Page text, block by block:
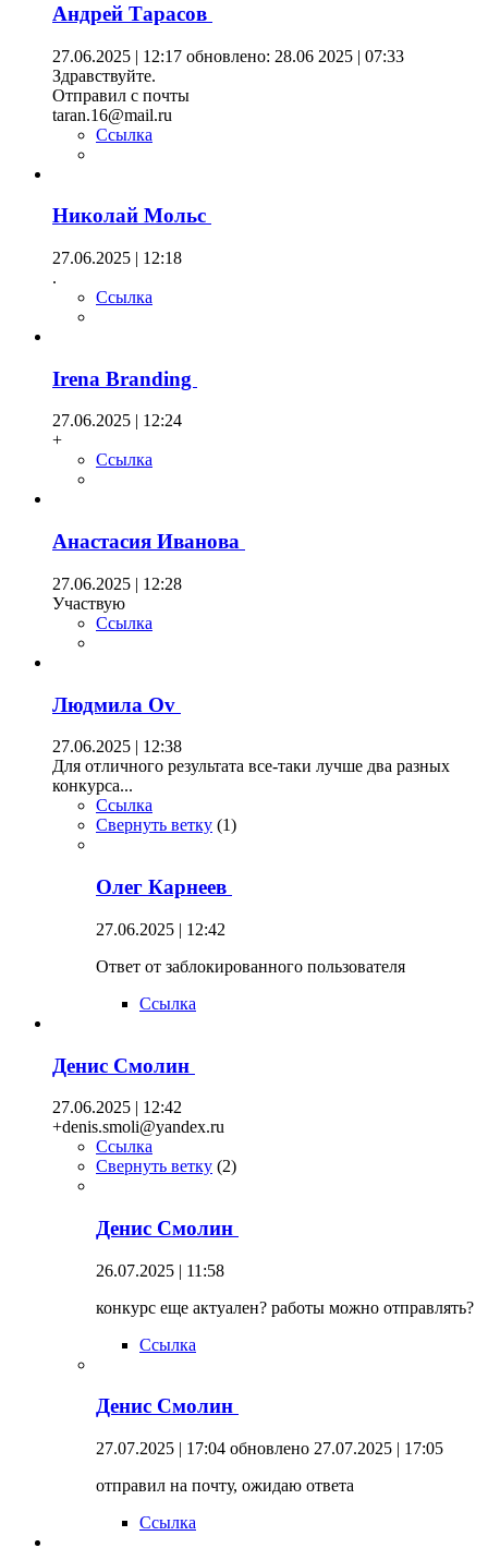
Андрей Тарасов
27.06.2025 | 12:17 обновлено: 28.06 2025 | 07:33
Здравствуйте.
Отправил с почты
taran.16@mail.ru
Ссылка
Николай Мольс
27.06.2025 | 12:18
.
Ссылка
Irena Branding
27.06.2025 | 12:24
+
Ссылка
Анастасия Иванова
27.06.2025 | 12:28
Участвую
Ссылка
Людмила Оv
27.06.2025 | 12:38
Для отличного результата все-таки лучше два разных
конкурса...
Ссылка
Свернуть ветку (1)
Олег Карнеев
27.06.2025 | 12:42
Ответ от заблокированного пользователя
Ссылка
Денис Смолин
27.06.2025 | 12:42
+denis.smoli@yandex.ru
Ссылка
Свернуть ветку (2)
Денис Смолин
26.07.2025 | 11:58
конкурс еще актуален? работы можно отправлять?
Ссылка
Денис Смолин
27.07.2025 | 17:04 обновлено 27.07.2025 | 17:05
отправил на почту, ожидаю ответа
Ссылка